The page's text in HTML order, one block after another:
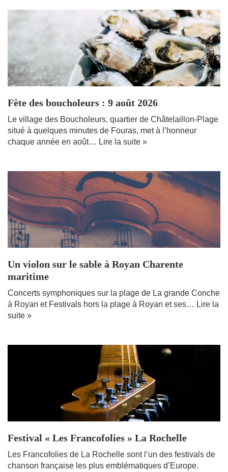
Fête des boucholeurs : 9 août 2026
Le village des Boucholeurs, quartier de Châtelaillon-Plage
situé à quelques minutes de Fouras, met à l’honneur
chaque année en août… Lire la suite »
Un violon sur le sable à Royan Charente
maritime
Concerts symphoniques sur la plage de La grande Conche
à Royan et Festivals hors la plage à Royan et ses… Lire la
suite »
Festival « Les Francofolies » La Rochelle
Les Francofolies de La Rochelle sont l’un des festivals de
chanson française les plus emblématiques d’Europe.